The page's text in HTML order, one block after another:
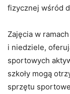
fizycznej wśród
Zajęcia w
i niedziele,
sportowych
szkoły mogą
sprzętu